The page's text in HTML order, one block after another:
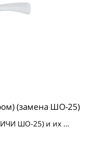
(замена ШО-25)
ШО-25) и их ...